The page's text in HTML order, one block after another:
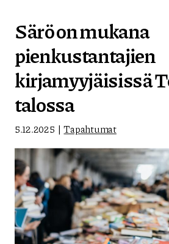
Särö on mukana
pienkustantajien
kirjamyyjäisissä
talossa
5.12.2025 Tapahtumat